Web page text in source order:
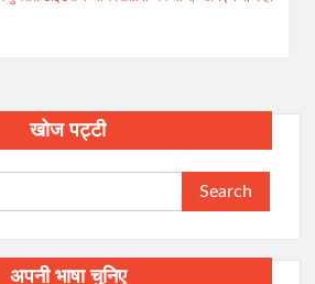
खोज पट्टी
Search
for:
अपनी भाषा चुनिए